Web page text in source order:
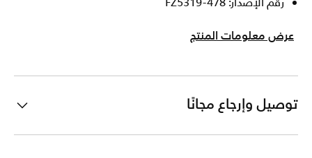
عرض معلومات المنتج
توصيل وإرجاع مجانًا